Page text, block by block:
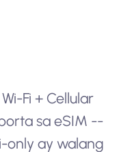
Fi + Cellular
sa eSIM --
only ay walang